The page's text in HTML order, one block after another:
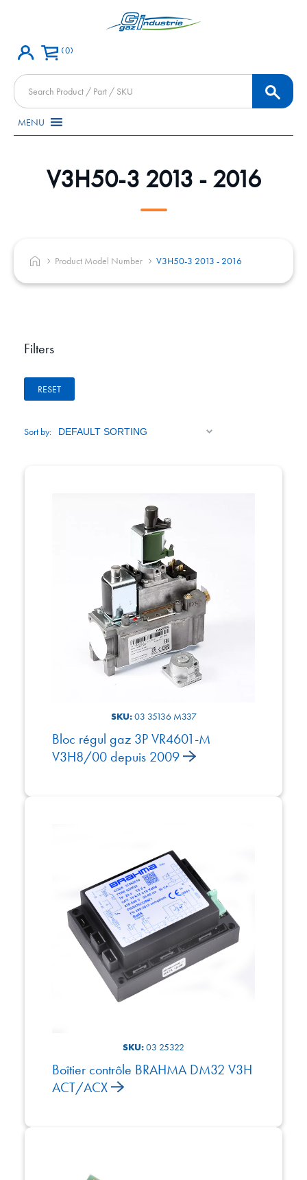
0
Products
search
MENU
V3H50-3 2013 - 2016
Product Model Number V3H50-3 2013 - 2016
Filters
RESET
Sort by:
SKU:03 35136 M337
Bloc régul gaz 3P VR4601-M
V3H8/00 depuis 2009
SKU:03 25322
Boîtier contrôle BRAHMA DM32 V3H
ACT/ACX